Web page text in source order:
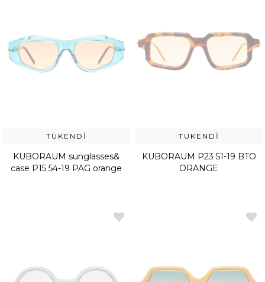
TÜKENDI
KUBORAUM sunglasses&
case P15 54-19 PAG orange
TÜKENDI
KUBORAUM P23 51-19 BTO
ORANGE